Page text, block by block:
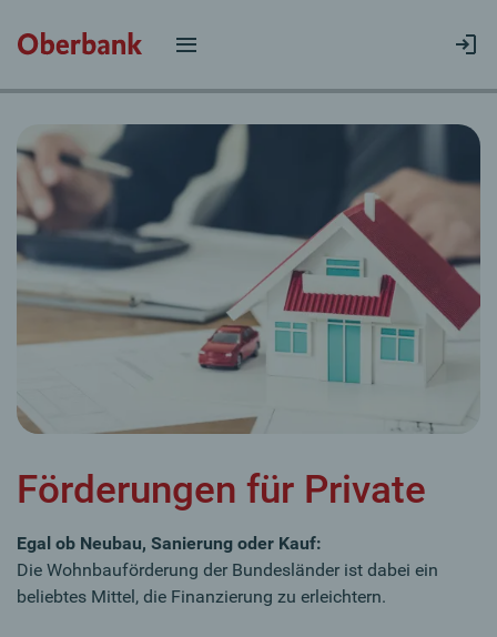
Förderungen für Private
Egal ob Neubau, Sanierung oder Kauf:
Die Wohnbauförderung der Bundesländer ist dabei ein
beliebtes Mittel, die Finanzierung zu erleichtern.